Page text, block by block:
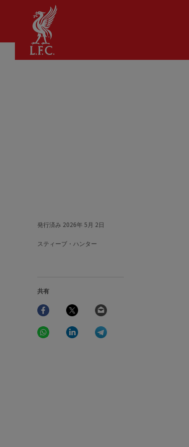
発行済み 2026年 5月 2日
スティーブ・ハンター
共有
Facebook Twitter
WhatsAppLinkedIn